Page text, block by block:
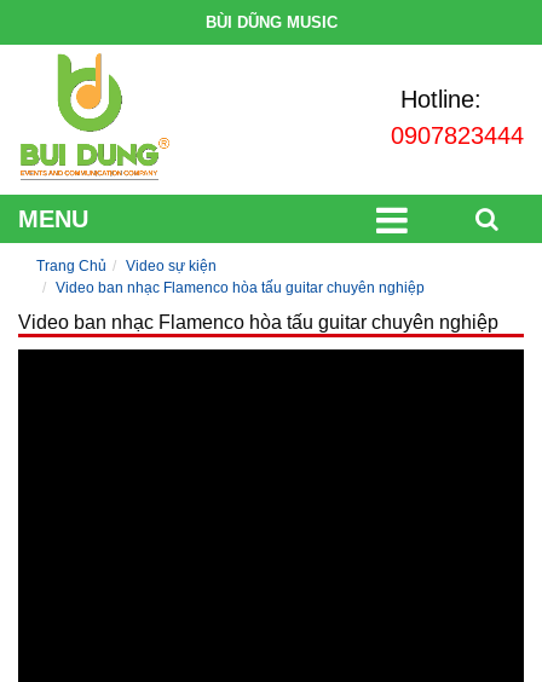
BÙI DŨNG MUSIC
Hotline:
0907823444
MENU
Trang Chủ
Video sự kiện
Video ban nhạc Flamenco hòa tấu guitar chuyên nghiệp
Video ban nhạc Flamenco hòa tấu guitar chuyên nghiệp